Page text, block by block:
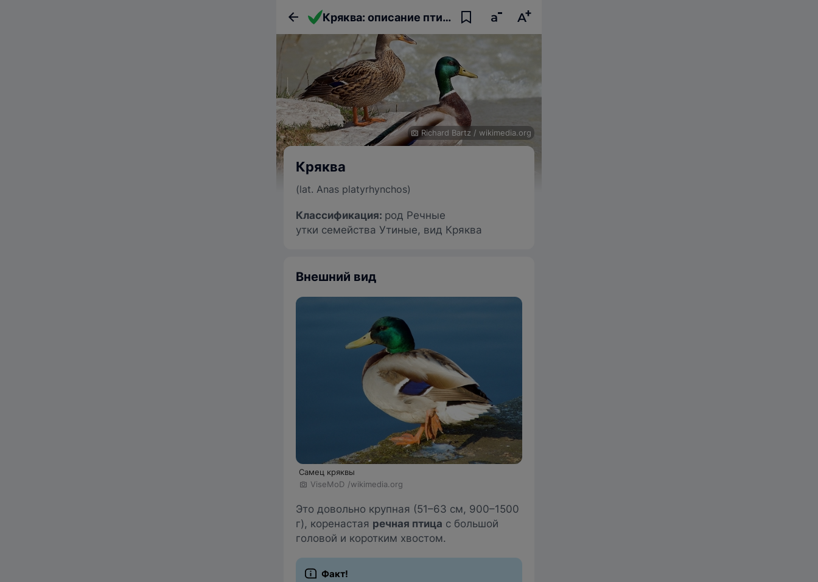
Кряква: описание птицы, фото, образ жизни и интересные факты
Richard Bartz / wikimedia.org
Кряква
(lat. Anas platyrhynchos)
Классификация: род Речные
утки семейства Утиные, вид Кряква
Внешний вид
Самец кряквы
ViseMoD /wikimedia.org
Это довольно крупная (51–63 см, 900–1500
г), коренастая речная птица с большой
головой и коротким хвостом.